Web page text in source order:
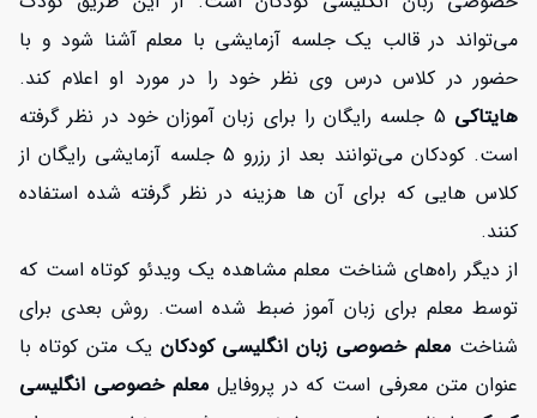
می‌تواند در قالب یک جلسه آزمایشی با معلم آشنا شود و با
حضور در کلاس درس وی نظر خود را در مورد او اعلام کند.
هایتاکی
5 جلسه رایگان را برای زبان آموزان خود در نظر گرفته
است. کودکان می‌توانند بعد از رزرو 5 جلسه آزمایشی رایگان از
کلاس هایی که برای آن ها هزینه در نظر گرفته شده استفاده
کنند.
از دیگر راه‌های شناخت معلم مشاهده یک ویدئو کوتاه است که
توسط معلم برای زبان آموز ضبط شده است. روش بعدی برای
شناخت معلم خصوصی زبان انگلیسی کودکان یک متن کوتاه با
عنوان متن معرفی است که در پروفایلمعلم خصوصی انگلیسی